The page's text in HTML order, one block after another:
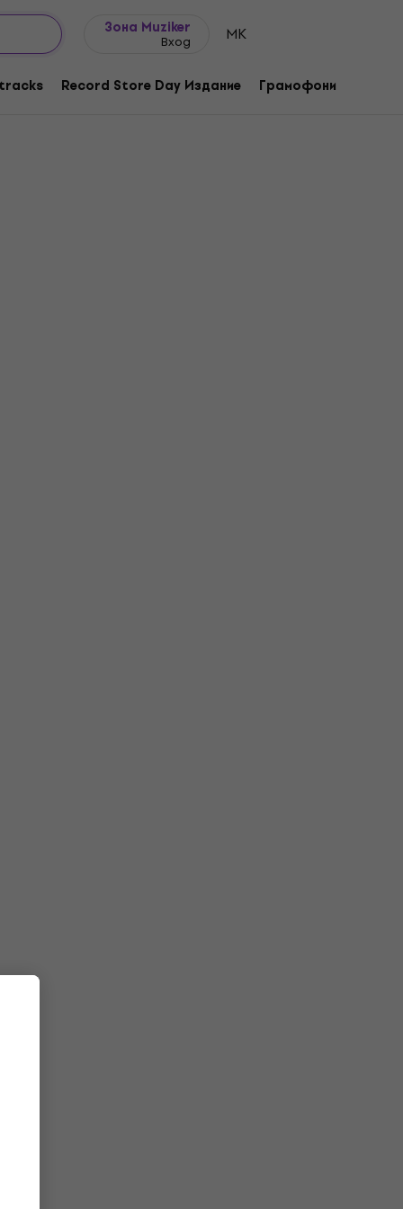
Зона Muziker
Вход MK
Record Store Day Издание Грамофони